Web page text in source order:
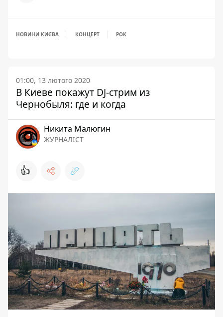
НОВИНИ КИЄВА КОНЦЕРТ РОК
01:00, 13 лютого 2020
В Киеве покажут DJ-стрим из
Чернобыля: где и когда
Никита Малюгин
ЖУРНАЛІСТ
👍